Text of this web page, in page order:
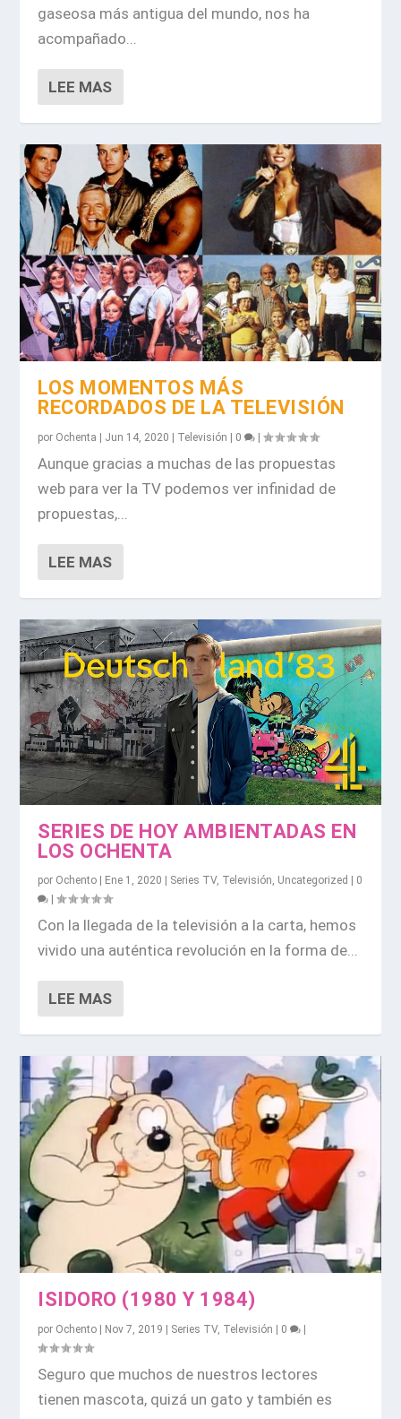
gaseosa más antigua del mundo, nos ha
acompañado...
LEE MAS
LOS MOMENTOS MÁS
RECORDADOS DE LA TELEVISIÓN
por Ochenta Jun 14, 2020 Televisión 0 |
Aunque gracias a muchas de las propuestas
web para ver la TV podemos ver infinidad de
propuestas,...
LEE MAS
SERIES DE HOY AMBIENTADAS EN
LOS OCHENTA
por Ochento | Ene 1, 2020 | Series TV, Televisión Uncategorized | 0
|
Con la llegada de la televisión a la carta, hemos
vivido una auténtica revolución en la forma de...
LEE MAS
ISIDORO (1980 Y 1984)
por Ochento | Nov 7, 2019 | Series TV, Televisión | 0 |
Seguro que muchos de nuestros lectores
tienen mascota, quizá un gato y también es